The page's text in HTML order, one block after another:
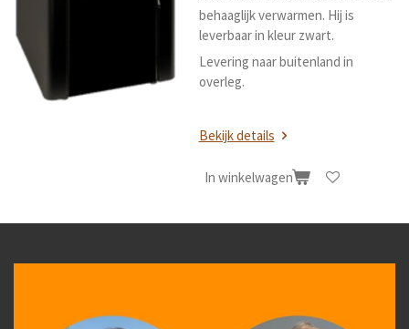
behaaglijk verwarmen. Hij is
leverbaar in kleur zwart.
Levering naar buitenland in
overleg.
Bekijk details
In winkelwagen